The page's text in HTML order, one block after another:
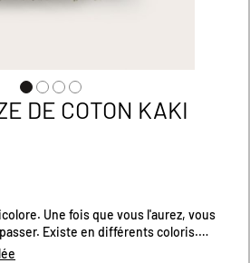
DE COTON KAKI
Une fois que vous l'aurez, vous
Existe en différents coloris.